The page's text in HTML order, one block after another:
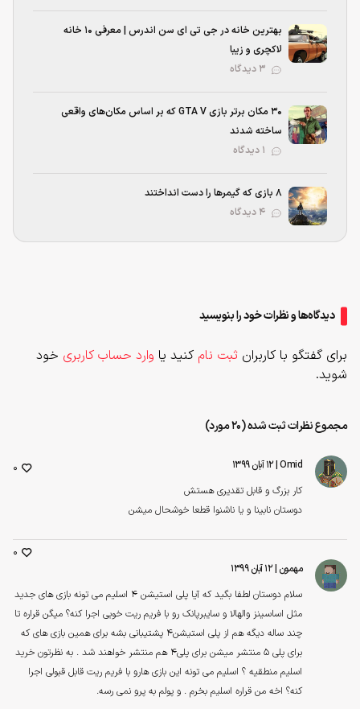
بهترین خانه در جی تی ای سن اندرس | معرفی ۱۰ خانه
لاکچری و زیبا
۳۰ مکان برتر بازی GTA V که بر اساس مکان‌های واقعی
ساخته شدند
۸ بازی که گیمرها را دست انداختند
دیدگاه‌ها و نظرات خود را بنویسید
برای گفتگو با کاربران ثبت نام کنید یا وارد حساب کاربری خود
شوید.
مجموع نظرات ثبت شده (20 مورد)
Omid | ۱۲ آبان ۱۳۹۹
کار بزرگ و قابل تقدیری هستش
دوستان نابینا و یا ناشنوا قطعا خوشحال میشن
0
مهمون | ۱۲ آبان ۱۳۹۹
سلام دوستان لطفا بگید که آیا پلی استیشن 4 اسلیم می تونه بازی های جدید
مثل اساسینز والهالا و سایبرپانک رو با فریم ریت خوبی اجرا کنه؟ میگن قراره تا
چند ساله دیگه هم از پلی استیشن4 پشتیبانی بشه برای همین بازی های که
برای پلی 5 منتشر میشن برای پلی4 هم منتشر خواهند شد . به نظرتون خرید
اسلیم منطقیه ؟ اسلیم می تونه این بازی هارو با فریم ریت قابل قبولی اجرا
کنه؟ اخه من قراره اسلیم بخرم . و پولم به پرو نمی رسه.
0